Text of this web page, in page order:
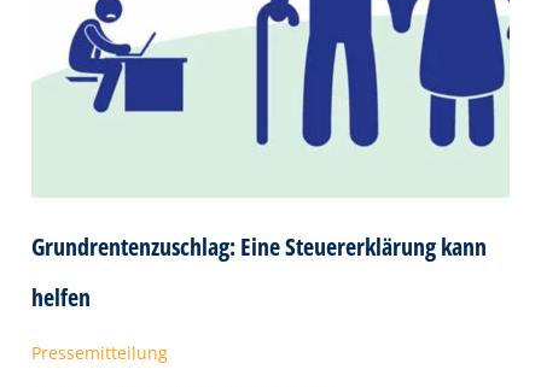
Grundrentenzuschlag: Eine Steuererklärung kann
helfen
Pressemitteilung